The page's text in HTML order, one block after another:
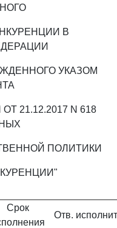
В
УКАЗОМ
21.12.2017 N 618
ПОЛИТИКИ
Срок
Отв.